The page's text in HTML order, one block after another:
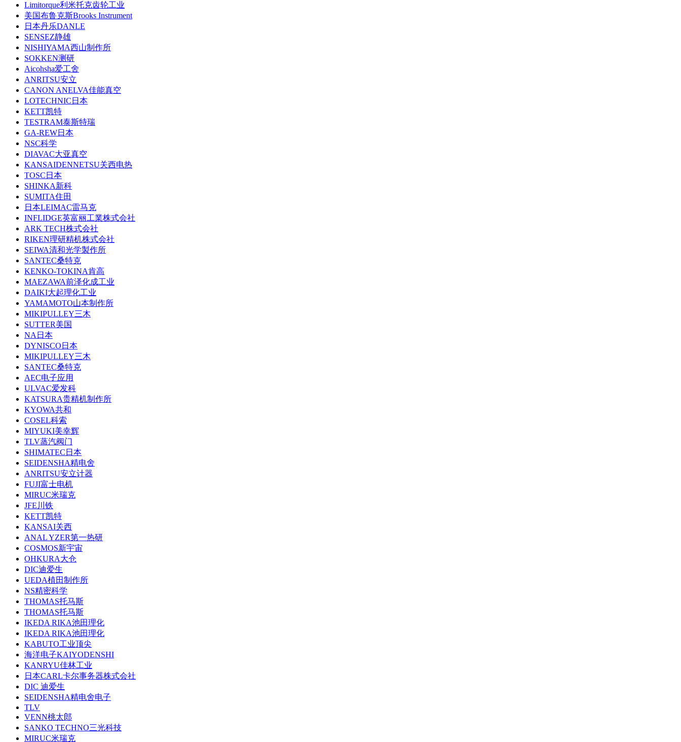
Limitorque利米托克齿轮工业
美国布鲁克斯Brooks Instrument
日本丹乐DANLE
SENSEZ静雄
NISHIYAMA西山制作所
SOKKEN测研
Aicohsha爱工舍
ANRITSU安立
CANON ANELVA佳能真空
LOTECHNIC日本
KETT凯特
TESTRAM泰斯特瑞
GA-REW日本
NSC科学
DIAVAC大亚真空
KANSAIDENNETSU关西电热
TOSC日本
SHINKA新科
SUMITA住田
日本LEIMAC雷马克
INFLIDGE英富丽工業株式会社
ARK TECH株式会社
RIKEN理研精机株式会社
SEIWA清和光学製作所
SANTEC桑特克
KENKO-TOKINA肯高
MAEZAWA前泽化成工业
DAIKI大起理化工业
YAMAMOTO山本制作所
MIKIPULLEY三木
SUTTER美国
NA日本
DYNISCO日本
MIKIPULLEY三木
SANTEC桑特克
AEC电子应用
ULVAC爱发科
KATSURA贵精机制作所
KYOWA共和
COSEL科索
MIYUKI美幸辉
TLV蒸汽阀门
SHIMATEC日本
SEIDENSHA精电舍
ANRITSU安立计器
FUJI富士电机
MIRUC米瑞克
JFE川铁
KETT凯特
KANSAI关西
ANAL YZER第一热研
COSMOS新宇宙
OHKURA大仓
DIC迪爱生
UEDA植田制作所
NS精密科学
THOMAS托马斯
THOMAS托马斯
IKEDA RIKA池田理化
IKEDA RIKA池田理化
KABUTO工业顶尖
海洋电子KAIYODENSHI
KANRYU佳林工业
日本CARL卡尔事务器株式会社
DIC 迪爱生
SEIDENSHA精电舍电子
TLV
VENN桃太郎
SANKO TECHNO三光科技
MIRUC米瑞克